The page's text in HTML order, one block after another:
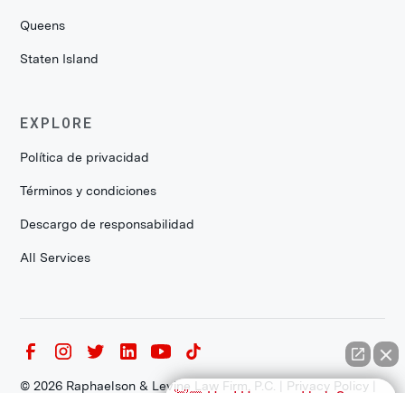
Queens
Staten Island
EXPLORE
Política de privacidad
Términos y condiciones
Descargo de responsabilidad
All Services
©2026 Raphaelson & Levine Law Firm, P.C. | Privacy Policy